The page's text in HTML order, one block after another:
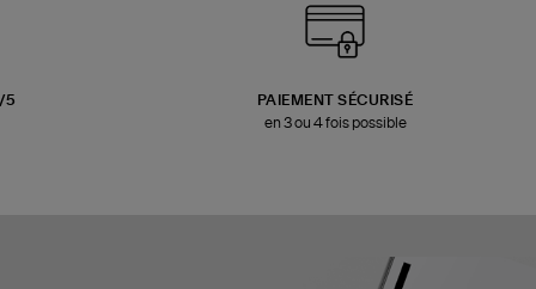
5
PAIEMENT SÉCURISÉ
en 3 ou 4 fois possible